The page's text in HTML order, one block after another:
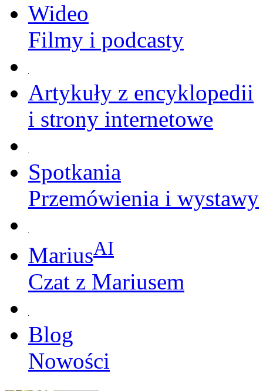
Wideo
Filmy i podcasty
Artykuły z encyklopedii
i strony internetowe
Spotkania
Przemówienia i wystawy
MariusAI
Czat z Mariusem
Blog
Nowości